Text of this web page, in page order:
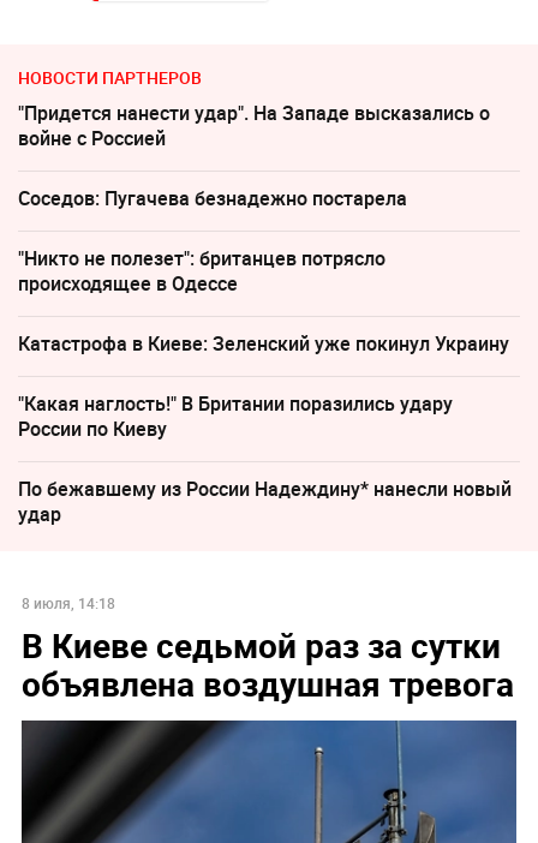
НОВОСТИ ПАРТНЕРОВ
"Придется нанести удар". На Западе высказались о
войне с Россией
Соседов: Пугачева безнадежно постарела
"Никто не полезет": британцев потрясло
происходящее в Одессе
Катастрофа в Киеве: Зеленский уже покинул Украину
"Какая наглость!" В Британии поразились удару
России по Киеву
По бежавшему из России Надеждину* нанесли новый
удар
8 июля, 14:18
В Киеве седьмой раз за сутки
объявлена воздушная тревога